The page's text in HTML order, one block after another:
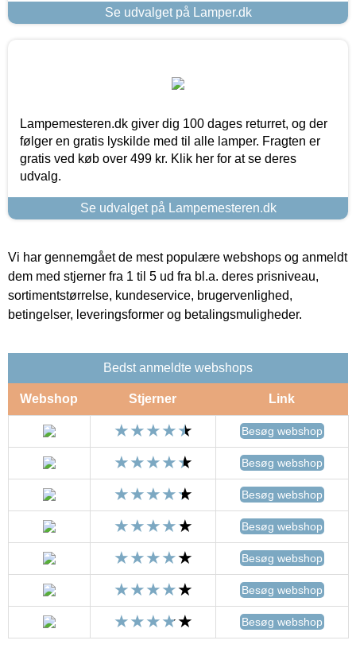
Se udvalget på Lamper.dk
Lampemesteren.dk giver dig 100 dages returret, og der
følger en gratis lyskilde med til alle lamper. Fragten er
gratis ved køb over 499 kr. Klik her for at se deres
udvalg.
Se udvalget på Lampemesteren.dk
Vi har gennemgået de mest populære webshops og anmeldt
dem med stjerner fra 1 til 5 ud fra bl.a. deres prisniveau,
sortimentstørrelse, kundeservice, brugervenlighed,
betingelser, leveringsformer og betalingsmuligheder.
Bedst anmeldte webshops
Webshop Stjerner Link
Besøg webshop
Besøg webshop
Besøg webshop
Besøg webshop
Besøg webshop
Besøg webshop
Besøg webshop